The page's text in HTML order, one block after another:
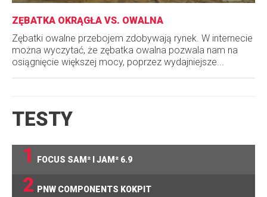
ZĘBATKA OKRĄGŁA VS. OWALNA
Zębatki owalne przebojem zdobywają rynek. W internecie
można wyczytać, że zębatka owalna pozwala nam na
osiągnięcie większej mocy, poprzez wydajniejsze...
TESTY
1
FOCUS SAM² I JAM² 6.9
2 PNW COMPONENTS KOKPIT